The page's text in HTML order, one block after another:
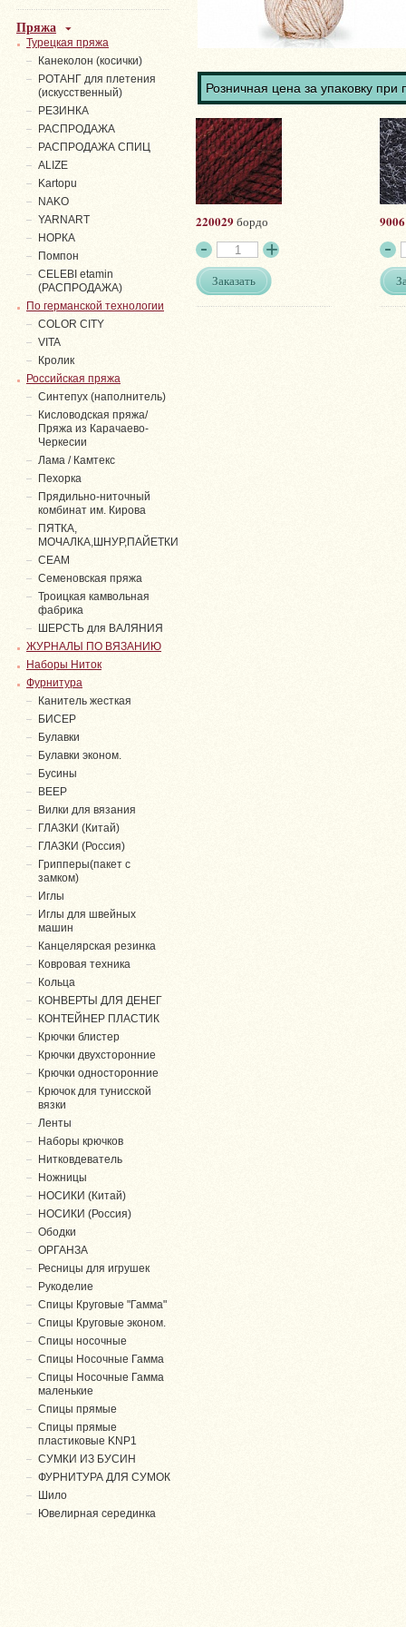
Розничная цена за упаковку при
220029бордо
Заказать
9006
Пряжа
Турецкая пряжа
Канеколон (косички)
РОТАНГ для плетения
(искусственный)
PЕЗИНКА
РАСПРОДАЖА
РАСПРОДАЖА СПИЦ
ALIZE
Kartopu
NAKO
YARNART
НОРКА
Помпон
СELEBI etamin
(РАСПРОДАЖА)
По германской технологии
COLOR CITY
VITA
Кролик
Российская пряжа
Синтепух (наполнитель)
Кисловодская пряжа/
Пряжа из Карачаево-
Черкесии
Лама / Камтекс
Пехорка
Прядильно-ниточный
комбинат им. Кирова
ПЯТКА,
МОЧАЛКА,ШНУР,ПАЙЕТКИ
СЕАМ
Семеновская пряжа
Троицкая камвольная
фабрика
ШЕРСТЬ для ВАЛЯНИЯ
ЖУРНАЛЫ ПО ВЯЗАНИЮ
Наборы Ниток
Фурнитура
Канитель жесткая
БИСЕР
Булавки
Булавки эконом.
Бусины
ВЕЕР
Вилки для вязания
ГЛАЗКИ (Китай)
ГЛАЗКИ (Россия)
Грипперы(пакет с
замком)
Иглы
Иглы для швейных
машин
Канцелярская резинка
Ковровая техника
Кольца
КОНВЕРТЫ ДЛЯ ДЕНЕГ
КОНТЕЙНЕР ПЛАСТИК
Крючки блистер
Крючки двухсторонние
Крючки односторонние
Крючок для тунисской
вязки
Ленты
Наборы крючков
Нитковдеватель
Ножницы
НОСИКИ (Китай)
НОСИКИ (Россия)
Ободки
ОРГАНЗА
Ресницы для игрушек
Рукоделие
Спицы Круговые "Гамма"
Спицы Круговые эконом.
Спицы носочные
Спицы Носочные Гамма
Спицы Носочные Гамма
маленькие
Спицы прямые
Спицы прямые
пластиковые KNP1
СУМКИ ИЗ БУСИН
ФУРНИТУРА ДЛЯ СУМОК
Шило
Ювелирная серединка